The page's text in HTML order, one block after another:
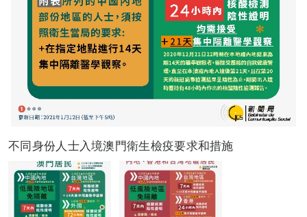
不同身份人士入境澳門衛生檢疫要求和措施